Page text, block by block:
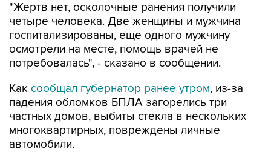
"Жертв нет, осколочные ранения получили
четыре человека. Две женщины и мужчина
госпитализированы, еще одного мужчину
осмотрели на месте, помощь врачей не
потребовалась", - сказано в сообщении.
Как сообщал губернатор ранее утром, из-за
падения обломков БПЛА загорелись три
частных домов, выбиты стекла в нескольких
многоквартирных, повреждены личные
автомобили.